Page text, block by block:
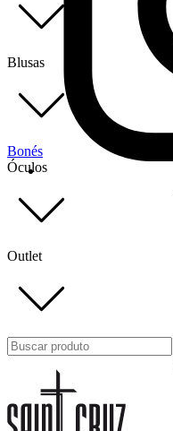
Blusas
Bonés
Óculos
Outlet